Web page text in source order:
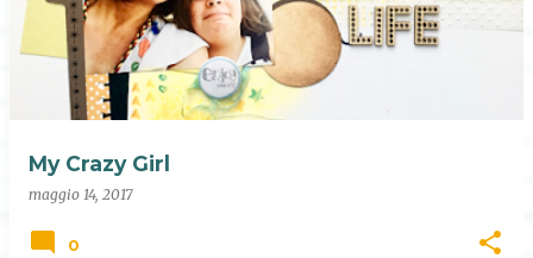
My Crazy Girl
maggio 14, 2017
0